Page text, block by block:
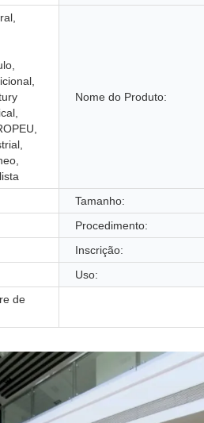
Nome do Produto:
Tamanho:
Procedimento:
Inscrição:
Uso:
de